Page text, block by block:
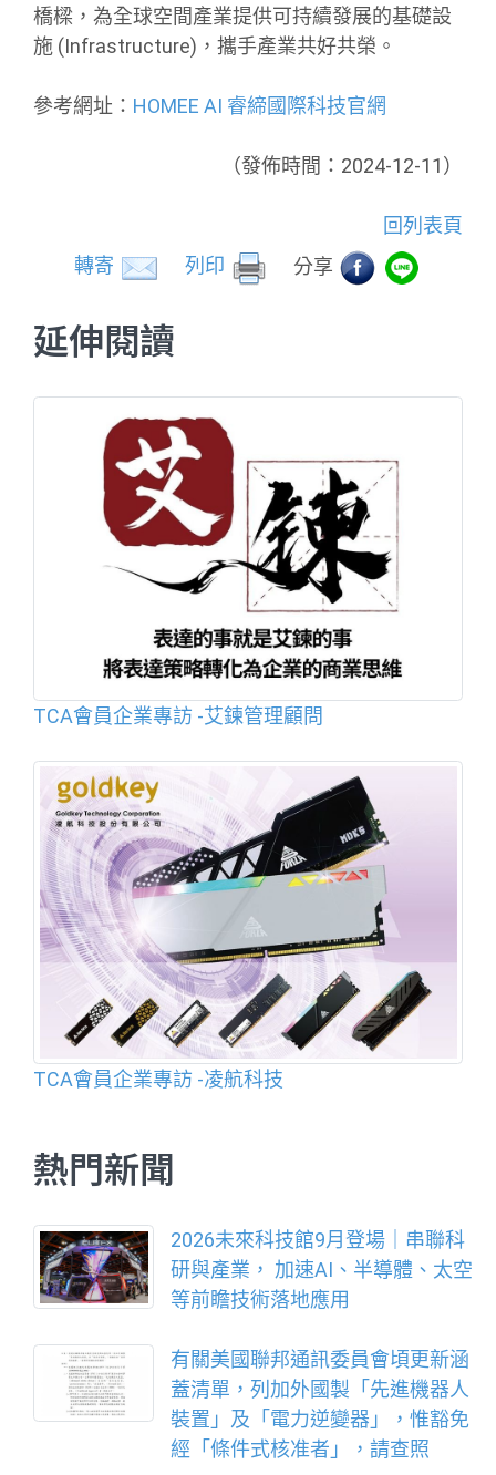
橋樑，為全球空間產業提供可持續發展的基礎設
施 (Infrastructure)，攜手產業共好共榮。
參考網址： HOMEE AI 睿締國際科技官網
（發佈時間：2024-12-11）
回列表頁
轉寄
列印 分享
延伸閱讀
TCA會員企業專訪 -艾鍊管理顧問
TCA會員企業專訪 -凌航科技
熱門新聞
2026未來科技館9月登場｜串聯科
研與產業， 加速AI、半導體、太空
等前瞻技術落地應用
有關美國聯邦通訊委員會頃更新涵
蓋清單，列加外國製「先進機器人
裝置」及「電力逆變器」，惟豁免
經「條件式核准者」，請查照